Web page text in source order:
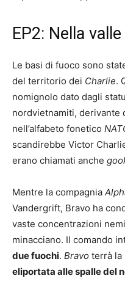
EP2: Nella
Le basi di fuoco sono
del territorio dei Charlie.
nomignolo dato dagli
nordvietnamiti, derivante
nell’alfabeto fonetico
scandirebbe Victor
erano chiamati anche
Mentre la compagnia
Vandergrift, Bravo ha
vaste concentrazioni
minacciano. Il comando
due fuochi. Bravo terrà la
eliportata alle spalle del